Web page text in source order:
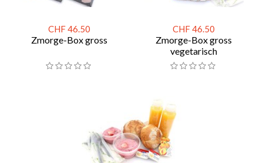
CHF 46.50
Zmorge-Box gross
CHF 46.50
Zmorge-Box gross
vegetarisch